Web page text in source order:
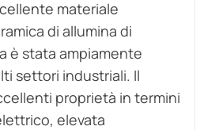
materiale
di allumina di
è stata ampiamente
settori industriali. Il
proprietà in termini
elevata